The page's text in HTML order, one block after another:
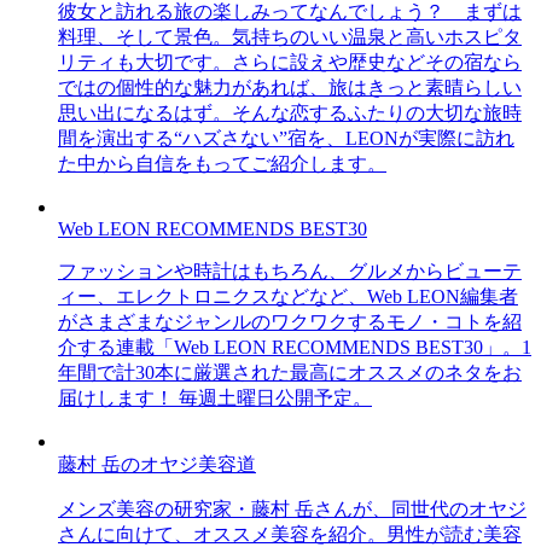
彼女と訪れる旅の楽しみってなんでしょう？ まずは
料理、そして景色。気持ちのいい温泉と高いホスピタ
リティも大切です。さらに設えや歴史などその宿なら
ではの個性的な魅力があれば、旅はきっと素晴らしい
思い出になるはず。そんな恋するふたりの大切な旅時
間を演出する“ハズさない”宿を、LEONが実際に訪れ
た中から自信をもってご紹介します。
Web LEON RECOMMENDS BEST30
ファッションや時計はもちろん、グルメからビューテ
ィー、エレクトロニクスなどなど、Web LEON編集者
がさまざまなジャンルのワクワクするモノ・コトを紹
介する連載「Web LEON RECOMMENDS BEST30」。1
年間で計30本に厳選された最高にオススメのネタをお
届けします！ 毎週土曜日公開予定。
藤村 岳のオヤジ美容道
メンズ美容の研究家・藤村 岳さんが、同世代のオヤジ
さんに向けて、オススメ美容を紹介。男性が読む美容